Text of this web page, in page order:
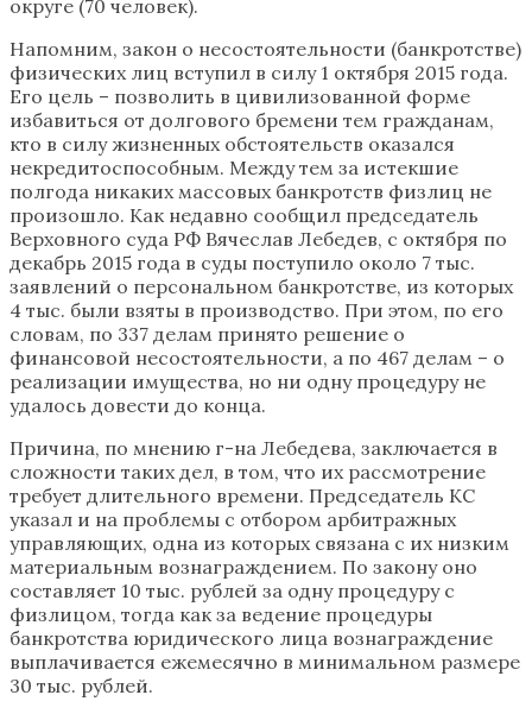
округе (70 человек).
Напомним, закон о несостоятельности (банкротстве)
физических лиц вступил в силу 1 октября 2015 года.
Его цель – позволить в цивилизованной форме
избавиться от долгового бремени тем гражданам,
кто в силу жизненных обстоятельств оказался
некредитоспособным. Между тем за истекшие
полгода никаких массовых банкротств физлиц не
произошло. Как недавно сообщил председатель
Верховного суда РФ Вячеслав Лебедев, с октября по
декабрь 2015 года в суды поступило около 7 тыс.
заявлений о персональном банкротстве, из которых
4 тыс. были взяты в производство. При этом, по его
словам, по 337 делам принято решение о
финансовой несостоятельности, а по 467 делам – о
реализации имущества, но ни одну процедуру не
удалось довести до конца.
Причина, по мнению г-на Лебедева, заключается в
сложности таких дел, в том, что их рассмотрение
требует длительного времени. Председатель КС
указал и на проблемы с отбором арбитражных
управляющих, одна из которых связана с их низким
материальным вознаграждением. По закону оно
составляет 10 тыс. рублей за одну процедуру с
физлицом, тогда как за ведение процедуры
банкротства юридического лица вознаграждение
выплачивается ежемесячно в минимальном размере
30 тыс. рублей.